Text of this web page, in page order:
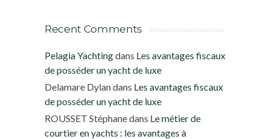
Recent Comments
Pelagia Yachtingdans Les avantages fiscaux
de posséder un yacht de luxe
Delamare Dylandans Les avantages fiscaux
de posséder un yacht de luxe
ROUSSET Stéphanedans Le métier de
courtier en yachts : les avantages à